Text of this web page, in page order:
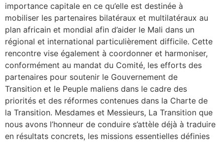
importance capitale en ce qu’elle est destinée à
mobiliser les partenaires bilatéraux et multilatéraux au
plan africain et mondial afin d’aider le Mali dans un
régional et international particulièrement difficile. Cette
rencontre vise également à coordonner et harmoniser,
conformément au mandat du Comité, les efforts des
partenaires pour soutenir le Gouvernement de
Transition et le Peuple maliens dans le cadre des
priorités et des réformes contenues dans la Charte de
la Transition. Mesdames et Messieurs, La Transition que
nous avons l’honneur de conduire s’attèle déjà à traduire
en résultats concrets, les missions essentielles définies